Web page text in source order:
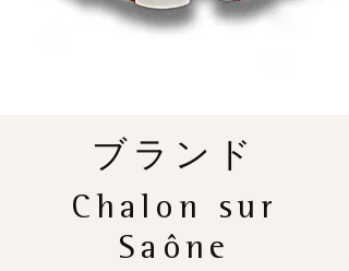
ブランド
Chalon sur
Saône